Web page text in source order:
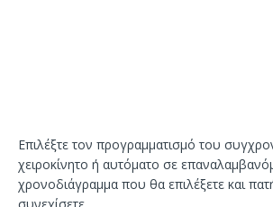
Επιλέξτε τον προγραμματισμό του
χειροκίνητο ή αυτόματο σε
χρονοδιάγραμμα που θα επιλέξετε και